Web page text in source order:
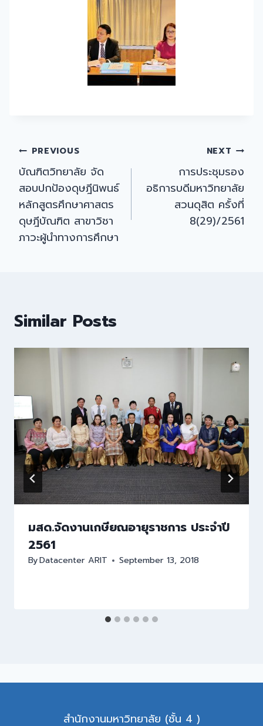
Post
navigation
PREVIOUS
บัณฑิตวิทยาลัย จัด
สอบปกป้องดุษฎีนิพนธ์
หลักสูตรศึกษาศาสตร
ดุษฎีบัณฑิต สาขาวิชา
ภาวะผู้นำทางการศึกษา
NEXT
การประชุมรอง
อธิการบดีมหาวิทยาลัย
สวนดุสิต ครั้งที่
8(29)/2561
Similar Posts
มสด.จัดงานเกษียณอายุราชการ ประจำปี
2561
ByDatacenter ARIT September 13, 2018
สำนักงานมหาวิทยาลัย (ชั้น 4 )